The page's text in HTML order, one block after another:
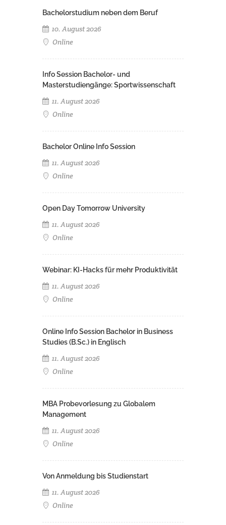
Bachelorstudium neben dem Beruf
10. August 2026
Online
Info Session Bachelor- und
Masterstudiengänge: Sportwissenschaft
11. August 2026
Online
Bachelor Online Info Session
11. August 2026
Online
Open Day Tomorrow University
11. August 2026
Online
Webinar: KI-Hacks für mehr Produktivität
11. August 2026
Online
Online Info Session Bachelor in Business
Studies (B.Sc.) in Englisch
11. August 2026
Online
MBA Probevorlesung zu Globalem
Management
11. August 2026
Online
Von Anmeldung bis Studienstart
11. August 2026
Online